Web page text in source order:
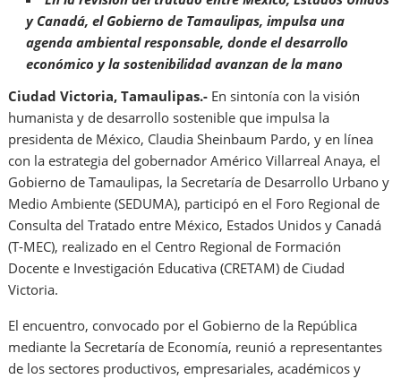
y Canadá, el Gobierno de Tamaulipas, impulsa una
agenda ambiental responsable, donde el desarrollo
económico y la sostenibilidad avanzan de la mano
Ciudad Victoria, Tamaulipas.- En sintonía con la visión
humanista y de desarrollo sostenible que impulsa la
presidenta de México, Claudia Sheinbaum Pardo, y en línea
con la estrategia del gobernador Américo Villarreal Anaya, el
Gobierno de Tamaulipas, la Secretaría de Desarrollo Urbano y
Medio Ambiente (SEDUMA), participó en el Foro Regional de
Consulta del Tratado entre México, Estados Unidos y Canadá
(T-MEC), realizado en el Centro Regional de Formación
Docente e Investigación Educativa (CRETAM) de Ciudad
Victoria.
El encuentro, convocado por el Gobierno de la República
mediante la Secretaría de Economía, reunió a representantes
de los sectores productivos, empresariales, académicos y